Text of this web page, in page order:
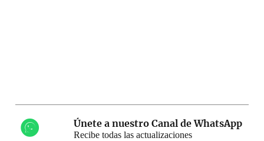
Únete a nuestro Canal de WhatsApp
Recibe todas las actualizaciones